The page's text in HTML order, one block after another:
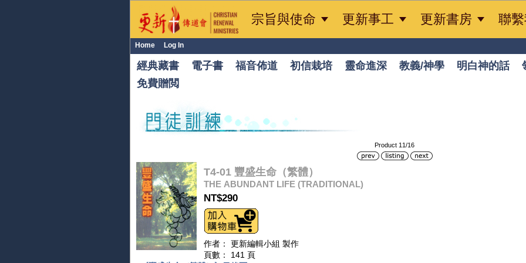
宗旨與使命  更新事工  更新書房  聯
Home Log In
經典藏書 電子書 福音佈道 初信栽培 靈命進深 教義/神學 明白神的話
免費贈閲
Product 11/16
T4-01 豐盛生命（繁體）
THE ABUNDANT LIFE (TRADITIONAL)
NT$290
作者： 更新編輯小組 製作
頁數： 141 頁